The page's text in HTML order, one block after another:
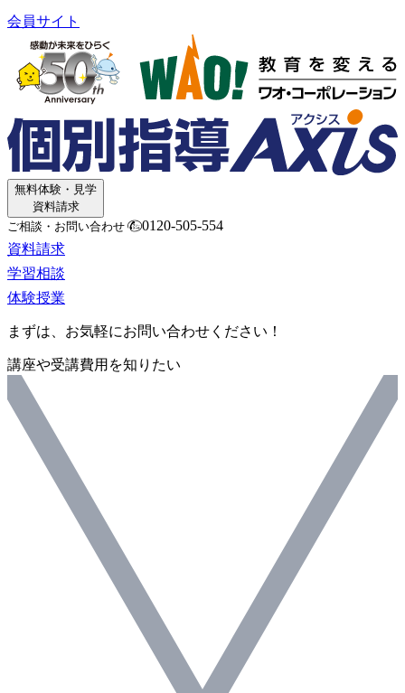
会員サイト
無料体験・見学
資料請求
ご相談・お問い合わせ
0120-505-554
資料請求
学習相談
体験授業
まずは、お気軽にお問い合わせください！
講座や受講費用を知りたい